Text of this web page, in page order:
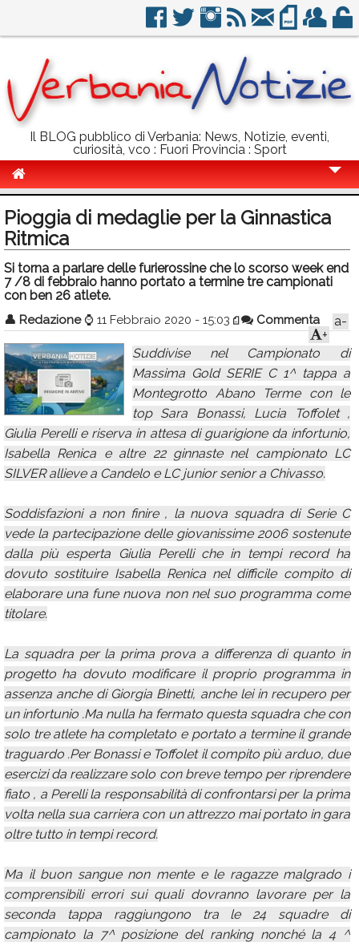
Il BLOG pubblico di Verbania: News, Notizie, eventi,
curiosità, vco : Fuori Provincia : Sport
Politica
Sport
Eventi
Info Utili
Rubriche
Calendario
Annunci
Pioggia di medaglie per la Ginnastica
Ritmica
Si torna a parlare delle furierossine che lo scorso week end
7 /8 di febbraio hanno portato a termine tre campionati
con ben 26 atlete.
👤 Redazione ⌚ 11 Febbraio 2020 - 15:03 Commenta
a-
+
Suddivise nel Campionato di
Massima Gold SERIE C 1^ tappa a
Montegrotto Abano Terme con le
top Sara Bonassi, Lucia Toffolet ,
Giulia Perelli e riserva in attesa di guarigione da infortunio,
Isabella Renica e altre 22 ginnaste nel campionato LC
SILVER allieve a Candelo e LC junior senior a Chivasso.
Soddisfazioni a non finire , la nuova squadra di Serie C
vede la partecipazione delle giovanissime 2006 sostenute
dalla più esperta Giulia Perelli che in tempi record ha
dovuto sostituire Isabella Renica nel difficile compito di
elaborare una fune nuova non nel suo programma come
titolare.
La squadra per la prima prova a differenza di quanto in
progetto ha dovuto modificare il proprio programma in
assenza anche di Giorgia Binetti, anche lei in recupero per
un infortunio .Ma nulla ha fermato questa squadra che con
solo tre atlete ha completato e portato a termine il grande
traguardo .Per Bonassi e Toffolet il compito più arduo, due
esercizi da realizzare solo con breve tempo per riprendere
fiato , a Perelli la responsabilità di confrontarsi per la prima
volta nella sua carriera con un attrezzo mai portato in gara
oltre tutto in tempi record.
Ma il buon sangue non mente e le ragazze malgrado i
comprensibili errori sui quali dovranno lavorare per la
seconda tappa raggiungono tra le 24 squadre di
campionato la 7^ posizione del ranking nonché la 4 ^